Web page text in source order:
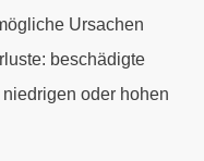
Ursachen
beschädigte
oder hohen